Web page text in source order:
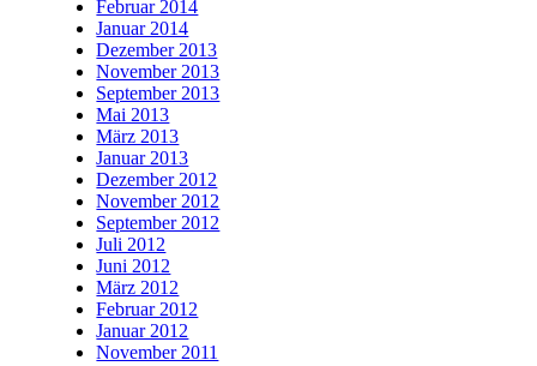
Februar 2014
Januar 2014
Dezember 2013
November 2013
September 2013
Mai 2013
März 2013
Januar 2013
Dezember 2012
November 2012
September 2012
Juli 2012
Juni 2012
März 2012
Februar 2012
Januar 2012
November 2011